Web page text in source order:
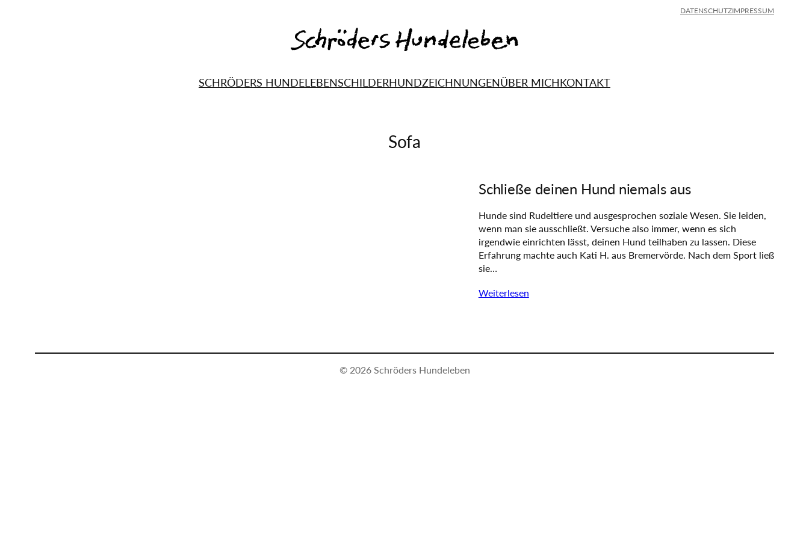
DATENSCHUTZIMPRESSUM
SCHRÖDERS HUNDELEBENSCHILDERHUNDZEICHNUNGENÜBER MICHKONTAKT
Sofa
Schließe deinen Hund niemals aus
Hunde sind Rudeltiere und ausgesprochen soziale Wesen. Sie leiden,
wenn man sie ausschließt. Versuche also immer, wenn es sich
irgendwie einrichten lässt, deinen Hund teilhaben zu lassen. Diese
Erfahrung machte auch Kati H. aus Bremervörde. Nach dem Sport ließ
sie…
Weiterlesen
© 2026 Schröders Hundeleben